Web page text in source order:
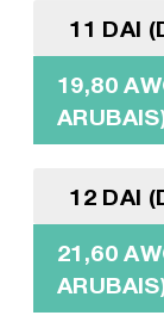
11 DAI
19,80
12 DAI
21,60